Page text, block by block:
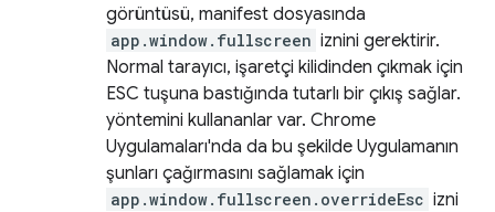
görüntüsü, manifest dosyasında
app.window.fullscreen iznini gerektirir.
Normal tarayıcı, işaretçi kilidinden çıkmak için
ESC tuşuna bastığında tutarlı bir çıkış sağlar.
yöntemini kullananlar var. Chrome
Uygulamaları'nda da bu şekilde Uygulamanın
şunları çağırmasını sağlamak için
app.window.fullscreen.overrideEsc izni